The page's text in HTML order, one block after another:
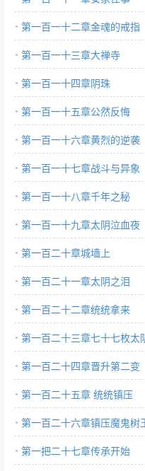
第一百一十二章金魂的戒指
第一百一十三章大禅寺
第一百一十四章阴珠
第一百一十五章公然反悔
第一百一十六章黄烈的逆袭
第一百一十七章战斗与异象
第一百一十八章千年之秘
第一百一十九章太阴泣血夜
第一百二十章城墙上
第一百二十一章太阴之泪
第一百二十二章统统拿来
第一百二十三章七十七枚太
第一百二十四章晋升第二变
第一百二十五章 统统镇压
第一百二十六章镇压魔鬼树
第一把二十七章传承开始